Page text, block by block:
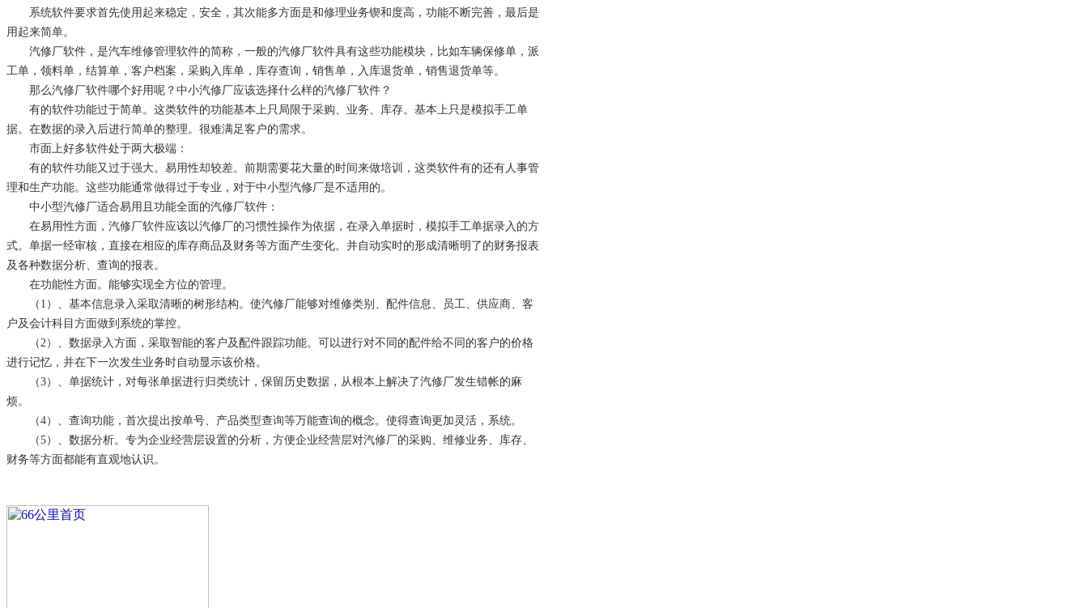
系统软件要求首先使用起来稳定，安全，其次能多方面是和修理业务锲和度高，功能不断完善，最后是
用起来简单。
汽修厂软件，是汽车维修管理软件的简称，一般的汽修厂软件具有这些功能模块，比如车辆保修单，派
工单，领料单，结算单，客户档案，采购入库单，库存查询，销售单，入库退货单，销售退货单等。
那么汽修厂软件哪个好用呢？中小汽修厂应该选择什么样的汽修厂软件？
有的软件功能过于简单。这类软件的功能基本上只局限于采购、业务、库存。基本上只是模拟手工单
据。在数据的录入后进行简单的整理。很难满足客户的需求。
市面上好多软件处于两大极端：
有的软件功能又过于强大。易用性却较差。前期需要花大量的时间来做培训，这类软件有的还有人事管
理和生产功能。这些功能通常做得过于专业，对于中小型汽修厂是不适用的。
中小型汽修厂适合易用且功能全面的汽修厂软件：
在易用性方面，汽修厂软件应该以汽修厂的习惯性操作为依据，在录入单据时，模拟手工单据录入的方
式。单据一经审核，直接在相应的库存商品及财务等方面产生变化。并自动实时的形成清晰明了的财务报表
及各种数据分析、查询的报表。
在功能性方面。能够实现全方位的管理。
（1）、基本信息录入采取清晰的树形结构。使汽修厂能够对维修类别、配件信息、员工、供应商、客
户及会计科目方面做到系统的掌控。
（2）、数据录入方面，采取智能的客户及配件跟踪功能。可以进行对不同的配件给不同的客户的价格
进行记忆，并在下一次发生业务时自动显示该价格。
（3）、单据统计，对每张单据进行归类统计，保留历史数据，从根本上解决了汽修厂发生错帐的麻
烦。
（4）、查询功能，首次提出按单号、产品类型查询等万能查询的概念。使得查询更加灵活，系统。
（5）、数据分析。专为企业经营层设置的分析，方便企业经营层对汽修厂的采购、维修业务、库存、
财务等方面都能有直观地认识。